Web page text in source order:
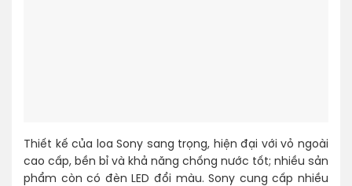
Thiết kế của loa Sony sang trọng, hiện đại với vỏ ngoài
cao cấp, bền bỉ và khả năng chống nước tốt; nhiều sản
phẩm còn có đèn LED đổi màu. Sony cung cấp nhiều